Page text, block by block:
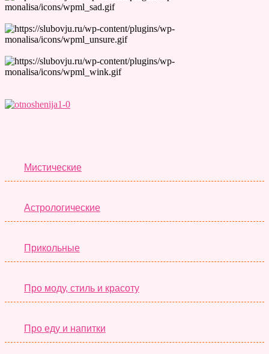
Мистические
Астрологические
Прикольные
Про моду, стиль и красоту
Про еду и напитки